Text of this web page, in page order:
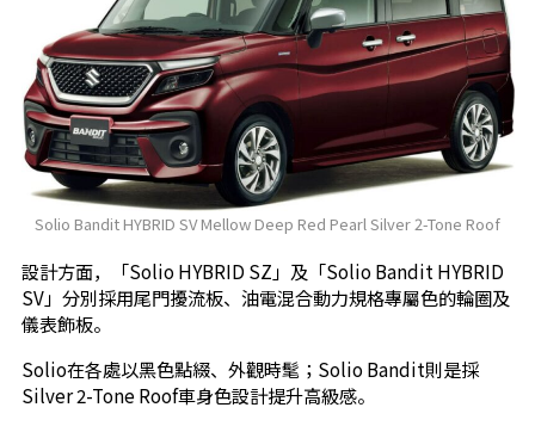
Solio Bandit HYBRID SV Mellow Deep Red Pearl Silver 2-Tone Roof
設計方面，「Solio HYBRID SZ」及「Solio Bandit HYBRID
SV」分別採用尾門擾流板、油電混合動力規格專屬色的輪圈及
儀表飾板。
Solio在各處以黑色點綴、外觀時髦；Solio Bandit則是採
Silver 2-Tone Roof車身色設計提升高級感。